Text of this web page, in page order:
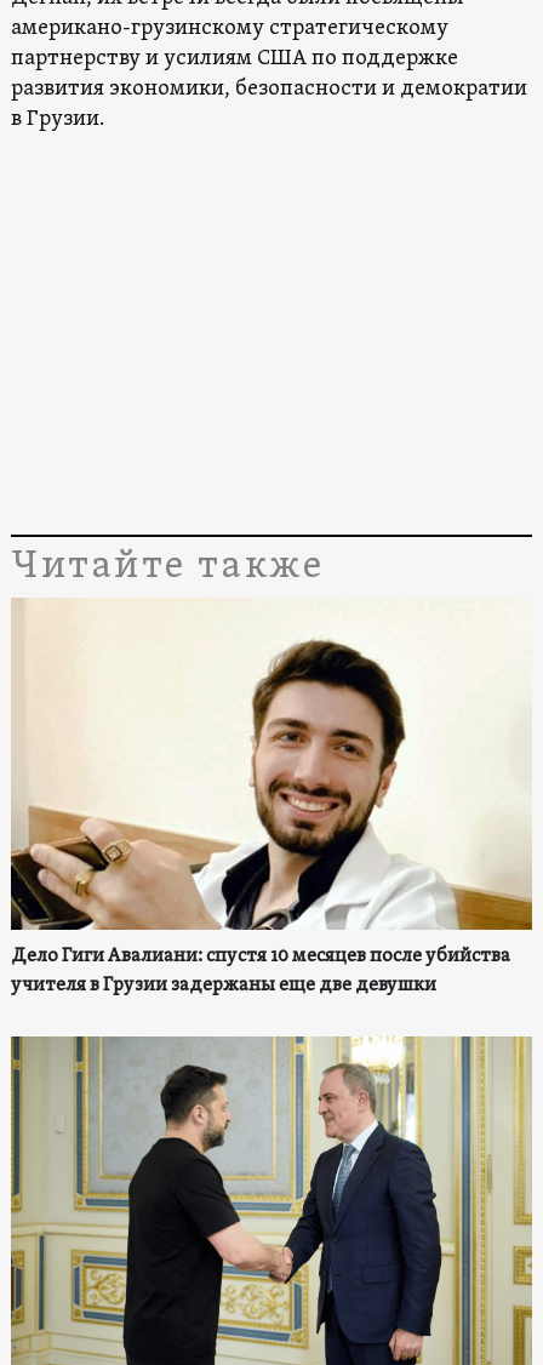
американо-грузинскому стратегическому
партнерству и усилиям США по поддержке
развития экономики, безопасности и демократии
в Грузии.
Читайте также
Дело Гиги Авалиани: спустя 10 месяцев после убийства
учителя в Грузии задержаны еще две девушки